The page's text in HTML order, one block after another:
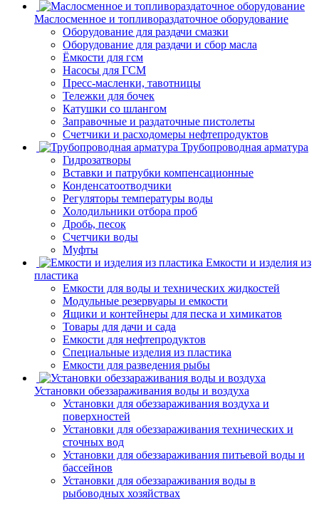
Маслосменное и топливораздаточное оборудование
Оборудование для раздачи смазки
Оборудование для раздачи и сбор масла
Ёмкости для гсм
Насосы для ГСМ
Пресс-масленки, тавотницы
Тележки для бочек
Катушки со шлангом
Заправочные и раздаточные пистолеты
Счетчики и расходомеры нефтепродуктов
Трубопроводная арматура
Гидрозатворы
Вставки и патрубки компенсационные
Конденсатоотводчики
Регуляторы температуры воды
Холодильники отбора проб
Дробь, песок
Счетчики воды
Муфты
Емкости и изделия из
пластика
Емкости для воды и технических жидкостей
Модульные резервуары и емкости
Ящики и контейнеры для песка и химикатов
Товары для дачи и сада
Емкости для нефтепродуктов
Специальные изделия из пластика
Емкости для разведения рыбы
Установки обеззараживания воды и воздуха
Установки для обеззараживания воздуха и
поверхностей
Установки для обеззараживания технических и
сточных вод
Установки для обеззараживания питьевой воды и
бассейнов
Установки для обеззараживания воды в
рыбоводных хозяйствах